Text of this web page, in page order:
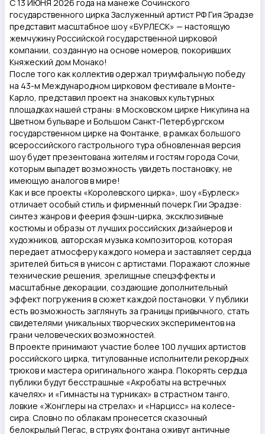
С 13 ИЮНЯ 2026 года на манеже Сочинского
государственного цирка Заслуженный артист РФ Гия Эрадзе
представит масштабное шоу «БУРЛЕСК» — настоящую
жемчужину Российской государственной цирковой
компании, созданную на основе номеров, покоривших
Княжеский дом Монако!
После того как коллектив одержал триумфальную победу
на 43-м Международном цирковом фестивале в Монте-
Карло, представил проект на знаковых культурных
площадках нашей страны: в Московском цирке Никулина на
Цветном бульваре и Большом Санкт-Петербургском
государственном цирке на Фонтанке, в рамках большого
всероссийского гастрольного тура обновленная версия
шоу будет презентована жителям и гостям города Сочи,
которым выпадет возможность увидеть постановку, не
имеющую аналогов в мире!
Как и все проекты «Королевского цирка», шоу «Бурлеск»
отличает особый стиль и фирменный почерк Гии Эрадзе:
синтез жанров и феерия фэшн-цирка, эксклюзивные
костюмы и образы от лучших российских дизайнеров и
художников, авторская музыка композиторов, которая
передает атмосферу каждого номера и заставляет сердца
зрителей биться в унисон с артистами. Поражают сложные
технические решения, зрелищные спецэффекты и
масштабные декорации, создающие дополнительный
эффект погружения в сюжет каждой постановки. У публики
есть возможность заглянуть за границы привычного, стать
свидетелями уникальных творческих экспериментов на
грани человеческих возможностей.
В проекте принимают участие более 100 лучших артистов
российского цирка, титулованные исполнители рекордных
трюков и мастера оригинального жанра. Покорять сердца
публики будут бесстрашные «Акробаты на встречных
качелях» и «Гимнасты на турниках» в страстном танго,
ловкие «Жонглеры на стрелах» и «Нарцисс» на колесе-
сира. Словно по облакам пронесется сказочный
белокрылый Пегас, в струях фонтана оживут античные